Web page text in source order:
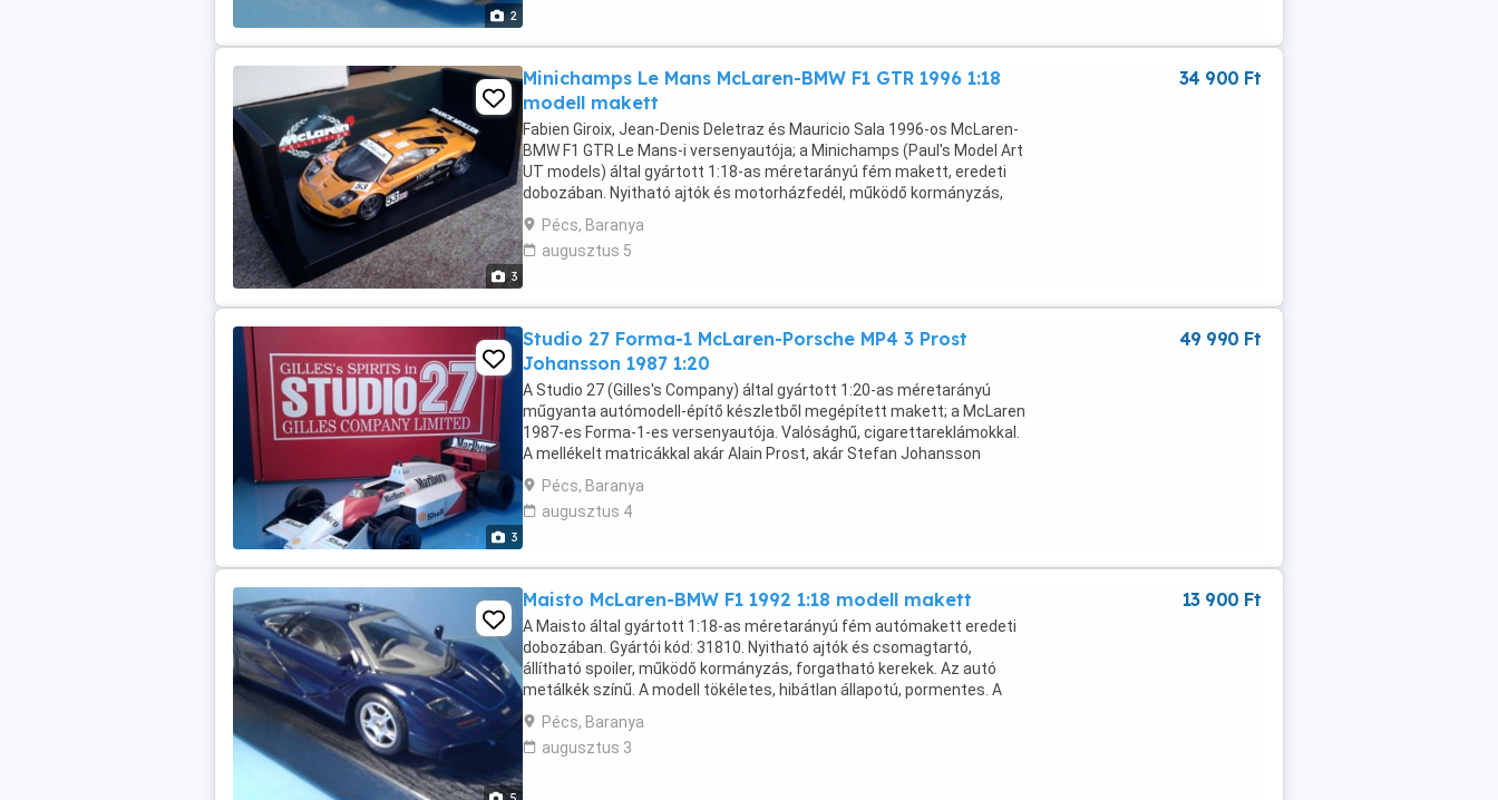
2
3
Minichamps Le Mans McLaren-BMW F1 GTR 1996 1:18
modell makett
Fabien Giroix, Jean-Denis Deletraz és Mauricio Sala 1996-os McLaren-
BMW F1 GTR Le Mans-i versenyautója; a Minichamps (Paul's Model Art
UT models) által gyártott 1:18-as méretarányú fém makett, eredeti
dobozában. Nyitható ajtók és motorházfedél, működő kormányzás,
forgatható kerekek. Gyártói kód: 39622 ...
Pécs, Baranya
augusztus 5
34 900 Ft
3
Studio 27 Forma-1 McLaren-Porsche MP4 3 Prost
Johansson 1987 1:20
A Studio 27 (Gilles's Company) által gyártott 1:20-as méretarányú
műgyanta autómodell-építő készletből megépített makett; a McLaren
1987-es Forma-1-es versenyautója. Valósághű, cigarettareklámokkal.
A mellékelt matricákkal akár Alain Prost, akár Stefan Johansson
autójává lehet alakítani. A kit gyártói ...
Pécs, Baranya
augusztus 4
49 990 Ft
Maisto McLaren-BMW F1 1992 1:18 modell makett
A Maisto által gyártott 1:18-as méretarányú fém autómakett eredeti
dobozában. Gyártói kód: 31810. Nyitható ajtók és csomagtartó,
állítható spoiler, működő kormányzás, forgatható kerekek. Az autó
metálkék színű. A modell tökéletes, hibátlan állapotú, pormentes. A
doboz élein némi kopás látható. Személyesen ...
Pécs, Baranya
augusztus 3
13 900 Ft